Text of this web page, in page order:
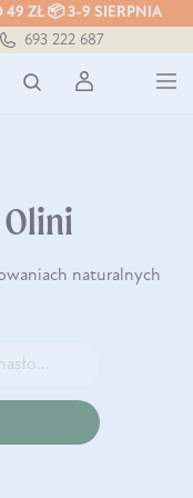
49 ZŁ 📦 3-9 SIERPNIA
693 222 687
naturalnych